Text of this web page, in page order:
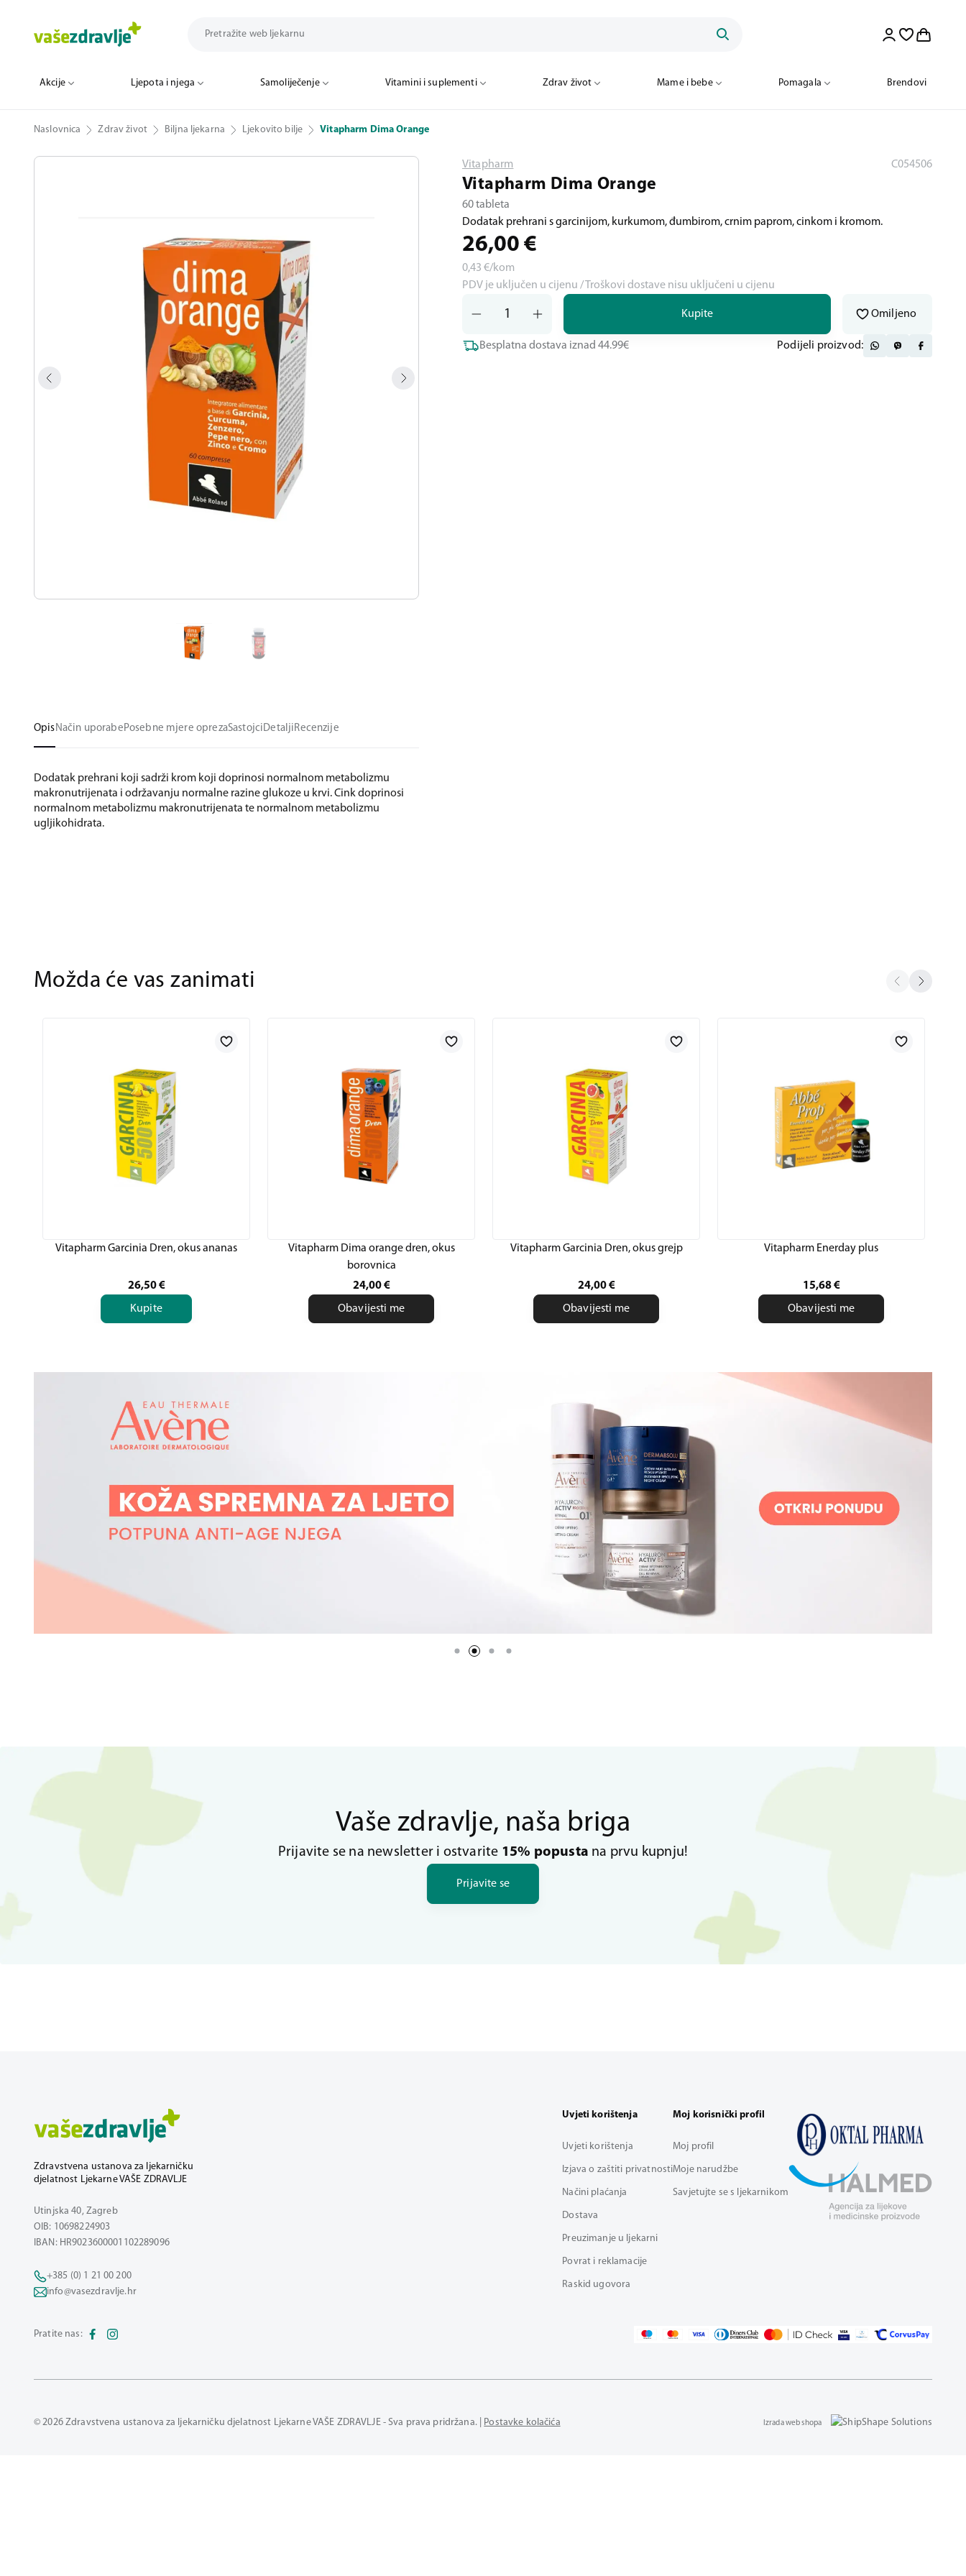
Akcije Ljepota i njega Samoliječenje Vitamini i suplementi Zdrav život Mame i bebe Pomagala Brendovi
Naslovnica Zdrav život Biljna ljekarna Ljekovito bilje Vitapharm Dima Orange
OpisNačin uporabePosebne mjere oprezaSastojciDetaljiRecenzije
Dodatak prehrani koji sadrži krom koji doprinosi normalnom metabolizmu
makronutrijenata i održavanju normalne razine glukoze u krvi. Cink doprinosi
normalnom metabolizmu makronutrijenata te normalnom metabolizmu
ugljikohidrata.
Vitapharm C054506
Vitapharm Dima Orange
60 tableta
Dodatak prehrani s garcinijom, kurkumom, đumbirom, crnim paprom, cinkom i kromom.
26,00 €
0,43 €/kom
PDV je uključen u cijenu / Troškovi dostave nisu uključeni u cijenu
Kupite Omiljeno
Besplatna dostava iznad 44.99€ Podijeli proizvod:
Možda će vas zanimati
Vitapharm Garcinia Dren, okus ananas
26,50 €
Kupite
Vitapharm Dima orange dren, okus
borovnica
24,00 €
Obavijesti me
Vitapharm Garcinia Dren, okus grejp
24,00 €
Obavijesti me
Vitapharm Enerday plus
15,68 €
Obavijesti me
Vaše zdravlje, naša briga
Prijavite se na newsletter i ostvarite 15% popusta na prvu kupnju!
Prijavite se
Zdravstvena ustanova za ljekarničku
djelatnost Ljekarne VAŠE ZDRAVLJE
Utinjska 40, Zagreb
OIB: 10698224903
IBAN: HR9023600001102289096
+385 (0) 1 21 00 200
info@vasezdravlje.hr
Uvjeti korištenja
Uvjeti korištenja
Izjava o zaštiti privatnosti
Načini plaćanja
Dostava
Preuzimanje u ljekarni
Povrat i reklamacije
Raskid ugovora
Moj korisnički profil
Moj profil
Moje narudžbe
Savjetujte se s ljekarnikom
Pratite nas:
© 2026 Zdravstvena ustanova za ljekarničku djelatnost Ljekarne VAŠE ZDRAVLJE - Sva prava pridržana. | Postavke kolačića Izrada web shopa